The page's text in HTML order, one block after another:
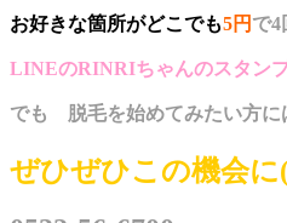
お好きな箇所がどこでも5円 で4
LINEのRINRIちゃんのスタン
でも 脱毛を始めてみたい方に
ぜひぜひこの機会に